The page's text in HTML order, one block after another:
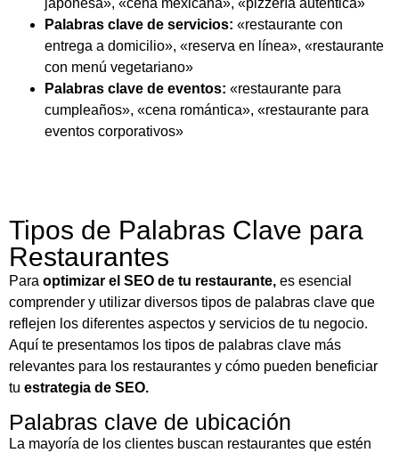
japonesa», «cena mexicana», «pizzería auténtica»
Palabras clave de servicios: «restaurante con
entrega a domicilio», «reserva en línea», «restaurante
con menú vegetariano»
Palabras clave de eventos: «restaurante para
cumpleaños», «cena romántica», «restaurante para
eventos corporativos»
Tipos de Palabras Clave para
Restaurantes
Para optimizar el SEO de tu restaurante, es esencial
comprender y utilizar diversos tipos de palabras clave que
reflejen los diferentes aspectos y servicios de tu negocio.
Aquí te presentamos los tipos de palabras clave más
relevantes para los restaurantes y cómo pueden beneficiar
tu estrategia de SEO.
Palabras clave de ubicación
La mayoría de los clientes buscan restaurantes que estén